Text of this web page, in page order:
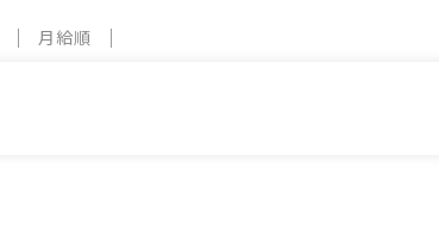
月給順